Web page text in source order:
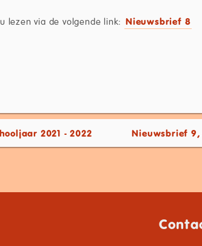
lezen via de volgende link: Nieuwsbrief 8
2021 - 2022 Nieuwsbrief 9,